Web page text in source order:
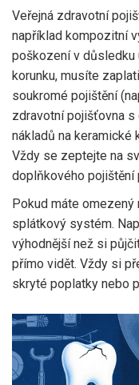
Veřejná zdravotní
například kompozitní
poškození v důsledku
korunku, musíte
soukromé pojištění
zdravotní pojišťovna
nákladů na keramické
Vždy se zeptejte na
doplňkového pojištění
Pokud máte
splátkový systém.
výhodnější než si
přímo vidět. Vždy si
skryté poplatky nebo